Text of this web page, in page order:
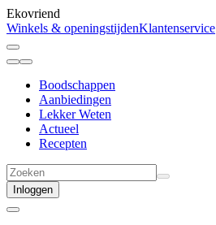
Ekovriend
Winkels & openingstijdenKlantenservice
Boodschappen
Aanbiedingen
Lekker Weten
Actueel
Recepten
Inloggen